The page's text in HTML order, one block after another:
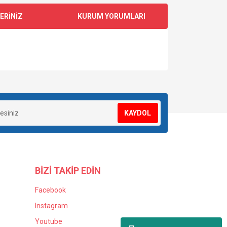
KURUM YORUMLARI
KAYDOL
BİZİ TAKİP EDİN
Facebook
Instagram
Youtube